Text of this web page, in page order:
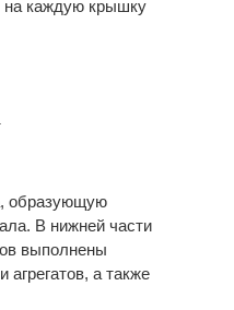
на каждую крышку
образующую
В нижней части
выполнены
а также